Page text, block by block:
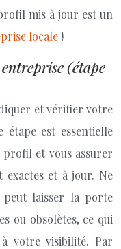
mis à jour est un
locale !
(étape
et vérifier votre
étape est essentielle
et vous assurer
exactes et à jour. Ne
peut laisser la porte
ou obsolètes, ce qui
votre visibilité. Par